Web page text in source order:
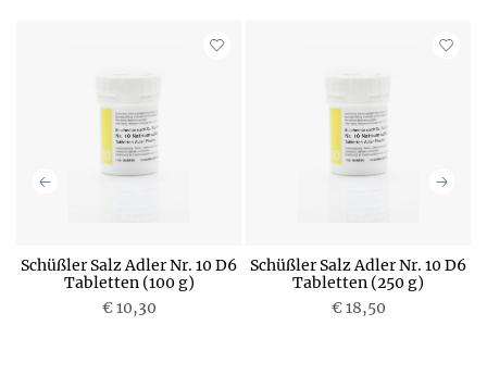
Schüßler Salz Adler Nr. 10 D6
Tabletten (100 g)
€ 10,30
Schüßler Salz Adler Nr. 10 D6
Tabletten (250 g)
€ 18,50